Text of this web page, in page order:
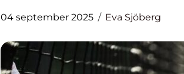
04 september 2025 Eva Sjöberg